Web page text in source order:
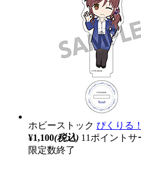
ホビーストック ぴくりる
¥1,100(税込) 11ポイントサ
限定数終了